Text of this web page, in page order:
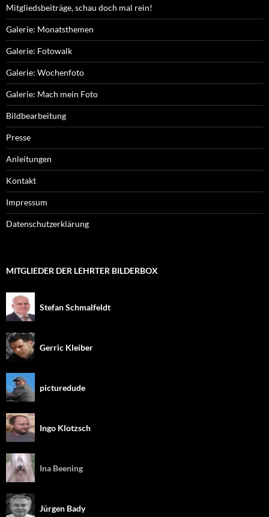
Mitgliedsbeiträge, schau doch mal rein!
Galerie: Monatsthemen
Galerie: Fotowalk
Galerie: Wochenfoto
Galerie: Mach mein Foto
Bildbearbeitung
Presse
Anleitungen
Kontakt
Impressum
Datenschutzerklärung
MITGLIEDER DER LEHRTER BILDERBOX
Stefan Schmalfeldt
Gerric Kleiber
picturedude
Ingo Klotzsch
Ina Beening
Jürgen Bady